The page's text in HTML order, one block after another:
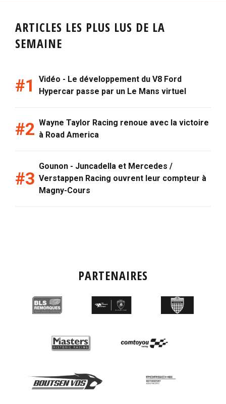
ARTICLES LES PLUS LUS DE LA
SEMAINE
Vidéo - Le développement du V8 Ford
Hypercar passe par un Le Mans virtuel
Wayne Taylor Racing renoue avec la victoire
à Road America
Gounon - Juncadella et Mercedes /
Verstappen Racing ouvrent leur compteur à
Magny-Cours
PARTENAIRES